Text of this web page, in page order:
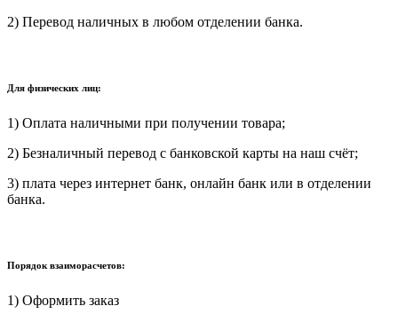
2) Перевод наличных в любом отделении банка.
Для физических лиц:
1) Оплата наличными при получении товара;
2) Безналичный перевод с банковской карты на наш счёт;
3) плата через интернет банк, онлайн банк или в отделении
банка.
Порядок взаиморасчетов:
1) Оформить заказ